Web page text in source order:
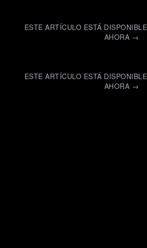
ESTE ARTÍCULO ESTÁ
AHORA →
ESTE ARTÍCULO ESTÁ
AHORA →